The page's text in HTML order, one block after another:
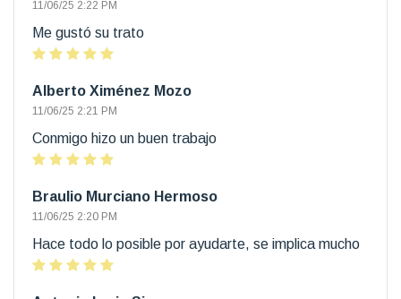
11/06/25 2:22 PM
Me gustó su trato
Alberto Ximénez Mozo
11/06/25 2:21 PM
Conmigo hizo un buen trabajo
Braulio Murciano Hermoso
11/06/25 2:20 PM
Hace todo lo posible por ayudarte, se implica mucho